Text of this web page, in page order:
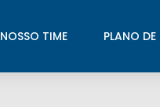
NOSSO TIME PLANO DE